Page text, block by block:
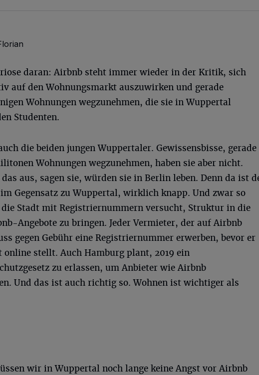
daran: Airbnb steht immer wieder in der Kritik, sich
auf den Wohnungsmarkt auszuwirken und gerade
Wohnungen wegzunehmen, die sie in Wuppertal
Studenten.
die beiden jungen Wuppertaler. Gewissensbisse, gerade
Wohnungen wegzunehmen, haben sie aber nicht.
das aus, sagen sie, würden sie in Berlin leben. Denn da ist
Gegensatz zu Wuppertal, wirklich knapp. Und zwar so
die Stadt mit Registriernummern versucht, Struktur in die
Angebote zu bringen. Jeder Vermieter, der auf Airbnb
gegen Gebühr eine Registriernummer erwerben, bevor er
online stellt. Auch Hamburg plant, 2019 ein
zu erlassen, um Anbieter wie Airbnb
Und das ist auch richtig so. Wohnen ist wichtiger als
wir in Wuppertal noch lange keine Angst vor Airbnb